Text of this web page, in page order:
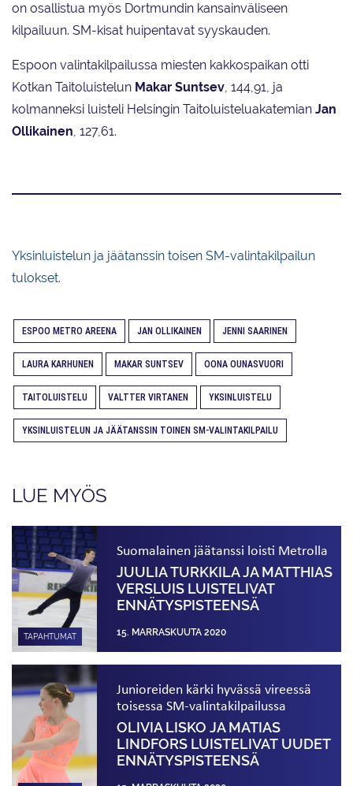
on osallistua myös Dortmundin kansainväliseen
kilpailuun. SM-kisat huipentavat syyskauden.
Espoon valintakilpailussa miesten kakkospaikan otti
Kotkan Taitoluistelun Makar Suntsev, 144,91, ja
kolmanneksi luisteli Helsingin Taitoluisteluakatemian Jan
Ollikainen, 127,61.
Yksinluistelun ja jäätanssin toisen SM-valintakilpailun
tulokset.
ESPOO METRO AREENA JAN OLLIKAINEN JENNI SAARINEN
LAURA KARHUNEN MAKAR SUNTSEV OONA OUNASVUORI
TAITOLUISTELU VALTTER VIRTANEN YKSINLUISTELU
YKSINLUISTELUN JA JÄÄTANSSIN TOINEN SM-VALINTAKILPAILU
LUE MYÖS
TAPAHTUMAT
Suomalainen jäätanssi loisti Metrolla
JUULIA TURKKILA JA MATTHIAS
VERSLUIS LUISTELIVAT
ENNÄTYS­PISTEENSÄ
15. MARRASKUUTA 2020
Junioreiden kärki hyvässä vireessä
toisessa SM-valintakilpailussa
OLIVIA LISKO JA MATIAS
LINDFORS LUISTELIVAT UUDET
ENNÄTYS­PISTEENSÄ